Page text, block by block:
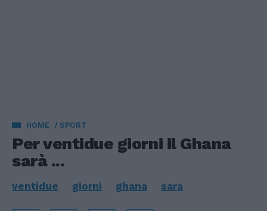
HOME SPORT
Per ventidue giorni il Ghana
sarà ...
ventidue giorni ghana sara